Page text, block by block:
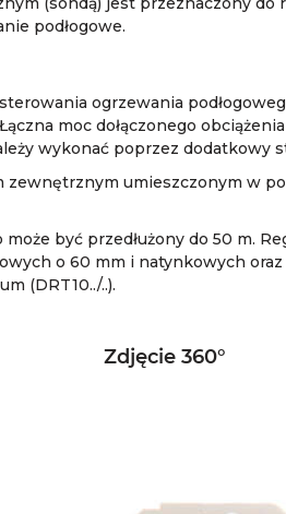
podłogowe.
ogrzewania
moc dołączonego
wykonać poprzez dodatkowy
zewnętrznym umieszczonym w
być przedłużony do 50 m.
o 60 mm i natynkowych oraz
(DRT10../..).
Zdjęcie 360°